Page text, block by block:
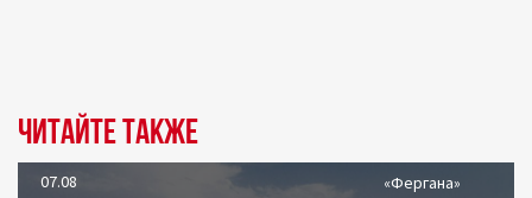
Читайте также
07.08 «Фергана»